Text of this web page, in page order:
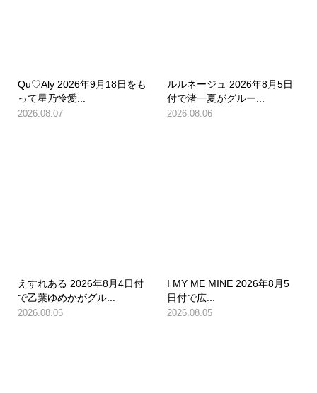
Qu♡Aly 2026年9月18日をも
って星乃怜愛...
2026.08.07
ルルネージュ 2026年8月5日
付で渚一夏がグルー...
2026.08.06
えすれある 2026年8月4日付
で乙葉ゆめかがグル...
2026.08.05
I MY ME MINE 2026年8月5
日付で広...
2026.08.05